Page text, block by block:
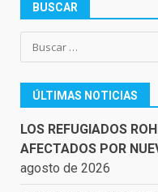
BUSCAR
Buscar:
ÚLTIMAS NOTICIAS
LOS REFUGIADOS
AFECTADOS POR
agosto de 2026